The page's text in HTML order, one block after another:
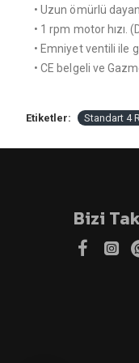
• Uzun ömürlü
• 1 rpm motor hızı.
• Emniyet ventili ile
• CE belgeli ve
Etiketler: Standart 4
Bizi